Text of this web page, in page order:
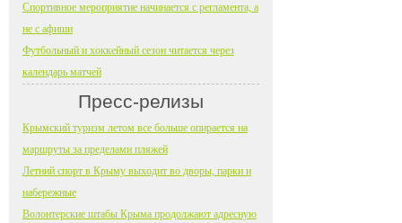
Спортивное мероприятие начинается с регламента, а
не с афиши
Футбольный и хоккейный сезон читается через
календарь матчей
Пресс-релизы
Крымский туризм летом все больше опирается на
маршруты за пределами пляжей
Летний спорт в Крыму выходит во дворы, парки и
набережные
Волонтерские штабы Крыма продолжают адресную